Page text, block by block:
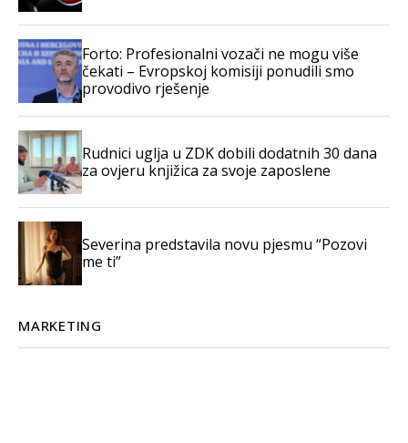
Forto: Profesionalni vozači ne mogu više
čekati – Evropskoj komisiji ponudili smo
provodivo rješenje
Rudnici uglja u ZDK dobili dodatnih 30 dana
za ovjeru knjižica za svoje zaposlene
Severina predstavila novu pjesmu “Pozovi
me ti”
MARKETING